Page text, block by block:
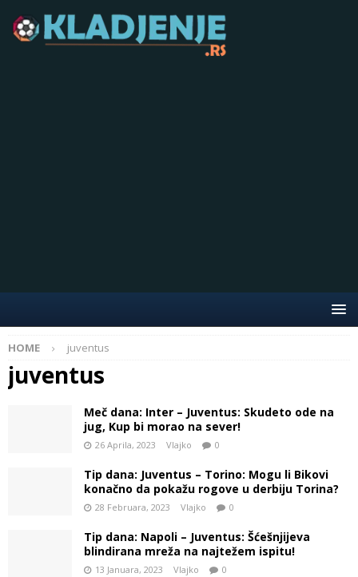
HOME juventus
juventus
Meč dana: Inter – Juventus: Skudeto ode na
jug, Kup bi morao na sever!
26 Aprila, 2023 Vlajko 0
Tip dana: Juventus – Torino: Mogu li Bikovi
konačno da pokažu rogove u derbiju Torina?
28 Februara, 2023 Vlajko 0
Tip dana: Napoli – Juventus: Šćešnjijeva
blindirana mreža na najtežem ispitu!
13 Januara, 2023 Vlajko 0